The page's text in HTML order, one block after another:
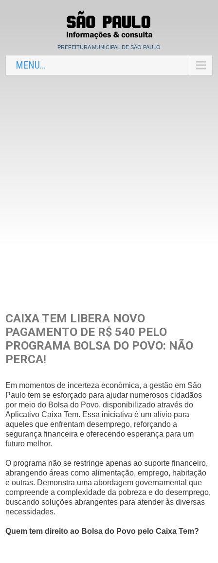
PREFEITURA MUNICIPAL DE SÃO PAULO
MENU...
CAIXA TEM LIBERA NOVO
PAGAMENTO DE R$ 540 PELO
PROGRAMA BOLSA DO POVO: NÃO
PERCA!
Em momentos de incerteza econômica, a gestão em São
Paulo tem se esforçado para ajudar numerosos cidadãos
por meio do Bolsa do Povo, disponibilizado através do
Aplicativo Caixa Tem. Essa iniciativa é um alívio para
aqueles que enfrentam desemprego, reforçando a
segurança financeira e oferecendo esperança para um
futuro melhor.
O programa não se restringe apenas ao suporte financeiro,
abrangendo áreas como alimentação, emprego, habitação
e outras. Demonstra uma abordagem governamental que
compreende a complexidade da pobreza e do desemprego,
buscando soluções abrangentes para atender às diversas
necessidades.
Quem tem direito ao Bolsa do Povo pelo Caixa Tem?